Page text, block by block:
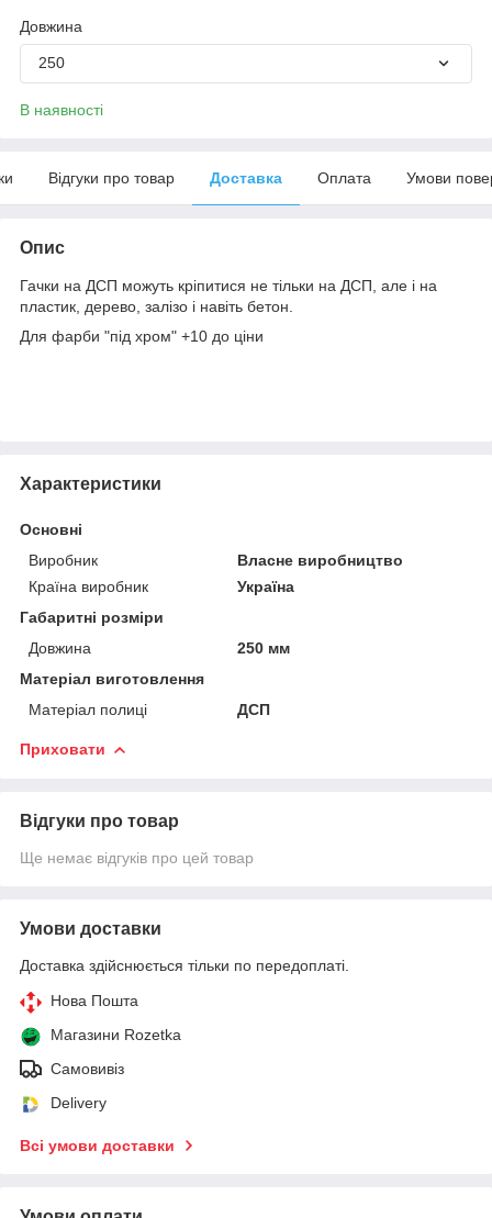
Довжина
250
В наявності
Відгуки про товар Доставка Оплата Умови
Опис
Гачки на ДСП можуть кріпитися не тільки на ДСП, але і на
пластик, дерево, залізо і навіть бетон.
Для фарби "під хром" +10 до ціни
Характеристики
Основні
Виробник
Власне виробництво
Країна виробник
Україна
Габаритні розміри
Довжина
250 мм
Матеріал виготовлення
Матеріал полиці
ДСП
Приховати
Відгуки про товар
Ще немає відгуків про цей товар
Умови доставки
Доставка здійснюється тільки по передоплаті.
Нова Пошта
Магазини Rozetka
Самовивіз
Delivery
Всі умови доставки